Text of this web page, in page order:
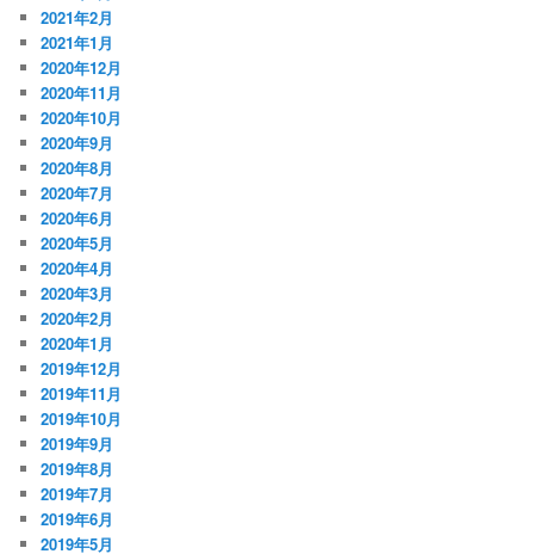
2021年2月
2021年1月
2020年12月
2020年11月
2020年10月
2020年9月
2020年8月
2020年7月
2020年6月
2020年5月
2020年4月
2020年3月
2020年2月
2020年1月
2019年12月
2019年11月
2019年10月
2019年9月
2019年8月
2019年7月
2019年6月
2019年5月